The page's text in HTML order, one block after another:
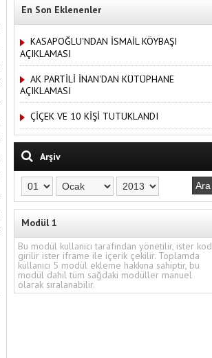
En Son Eklenenler
KASAPOĞLU'NDAN İSMAİL KÖYBAŞI
AÇIKLAMASI
AK PARTİLİ İNAN'DAN KÜTÜPHANE
AÇIKLAMASI
ÇİÇEK VE 10 KİŞİ TUTUKLANDI
Arşiv
Modül 1
Bu modül kullanıcı tarafından yönetilir, ister kod
girilir ister iframe ile içerik çekilir. Toplamda
kullanıcı 5 modül ekleme hakkına sahiptir, bu
modül dahil tüm sağdaki modüller manuel
olarak sıralanabilir.